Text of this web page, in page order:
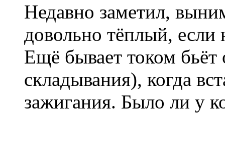
Недавно заметил,
довольно тёплый, если
Ещё бывает током
складывания), когда
зажигания. Было ли у